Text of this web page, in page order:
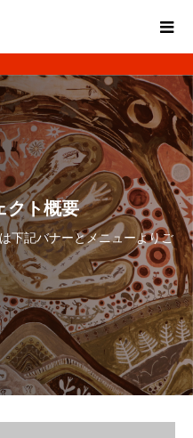
クト概要
下記バナーとメニューよりご